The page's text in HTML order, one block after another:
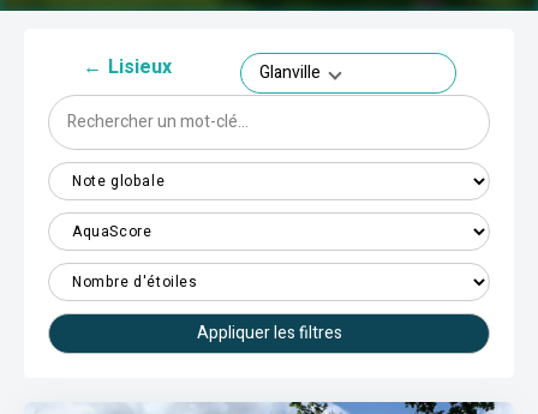
← Lisieux Glanville
Appliquer les filtres